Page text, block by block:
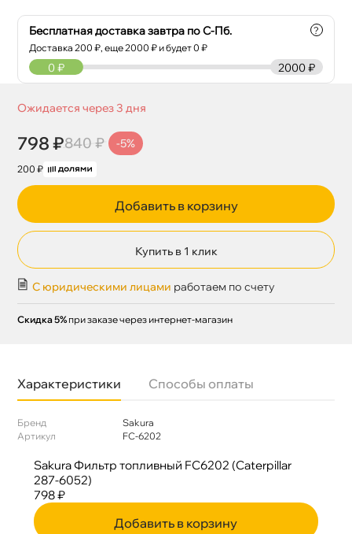
Бесплатная доставка завтра по С-Пб.
Доставка200 ₽, еще2000 ₽ и будет 0 ₽
?
2000 ₽
0 ₽
Ожидается через 3 дня
798 ₽840 ₽ -5%
200 ₽
Добавить в корзину
Купить в 1 клик
С юридическими лицами работаем по счету
Скидка 5% при заказе через интернет-магазин
Характеристики Способы оплаты
Бренд
Sakura
Артикул
FC-6202
Sakura Фильтр топливный FC6202 (Caterpillar
287-6052)
798 ₽
Добавить в корзину